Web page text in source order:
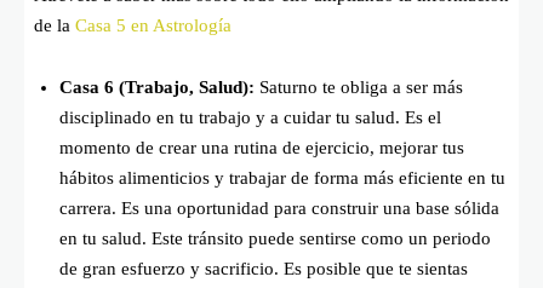
de la Casa 5 en Astrología
Casa 6 (Trabajo, Salud): Saturno te obliga a ser más
disciplinado en tu trabajo y a cuidar tu salud. Es el
momento de crear una rutina de ejercicio, mejorar tus
hábitos alimenticios y trabajar de forma más eficiente en tu
carrera. Es una oportunidad para construir una base sólida
en tu salud. Este tránsito puede sentirse como un periodo
de gran esfuerzo y sacrificio. Es posible que te sientas